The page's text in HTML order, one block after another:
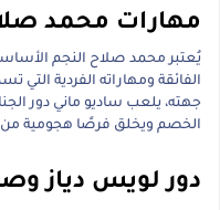
مهارات محمد
يُعتبر محمد صلاح النجم
الفائقة ومهاراته الفردية
جهته، يلعب ساديو ماني دور
الخصم ويخلق فرصًا هجومية من
دور لويس دياز